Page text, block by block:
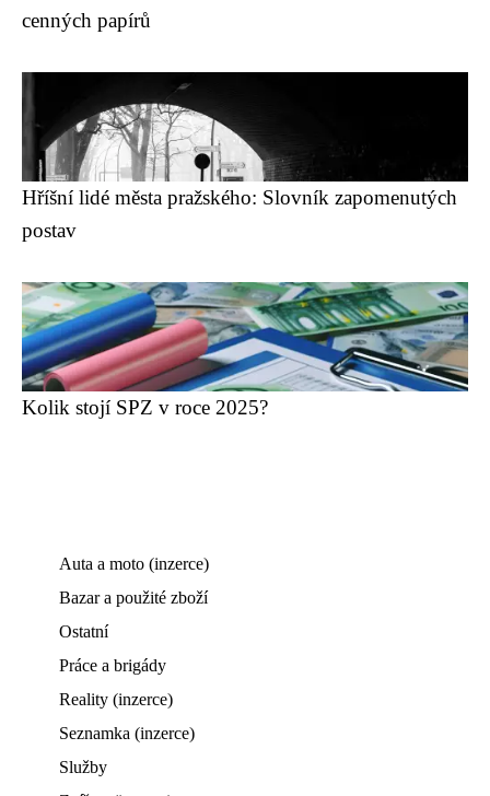
cenných papírů
Hříšní lidé města pražského: Slovník zapomenutých
postav
Kolik stojí SPZ v roce 2025?
Auta a moto (inzerce)
Bazar a použité zboží
Ostatní
Práce a brigády
Reality (inzerce)
Seznamka (inzerce)
Služby